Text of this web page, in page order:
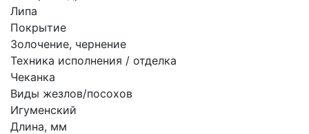
Липа
Покрытие
Золочение, чернение
Техника исполнения / отделка
Чеканка
Виды жезлов/посохов
Игуменский
Длина, мм